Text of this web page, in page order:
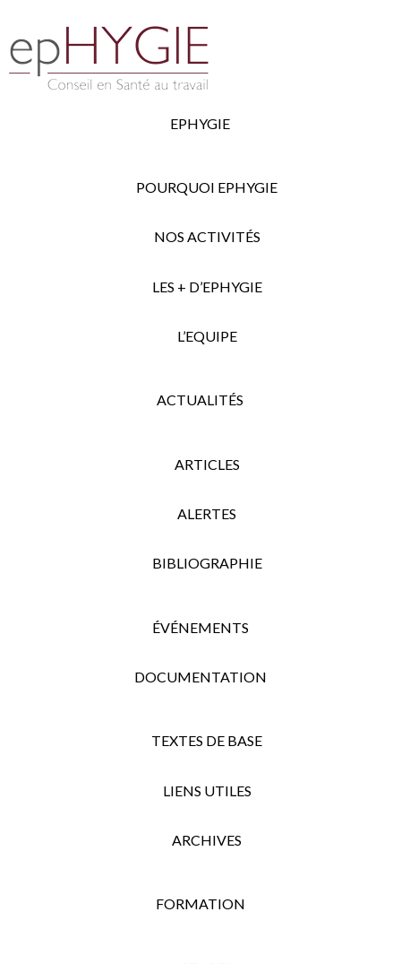
EPHYGIE
POURQUOI EPHYGIE
NOS ACTIVITÉS
LES + D’EPHYGIE
L’EQUIPE
ACTUALITÉS
ARTICLES
ALERTES
BIBLIOGRAPHIE
ÉVÉNEMENTS
DOCUMENTATION
TEXTES DE BASE
LIENS UTILES
ARCHIVES
FORMATION